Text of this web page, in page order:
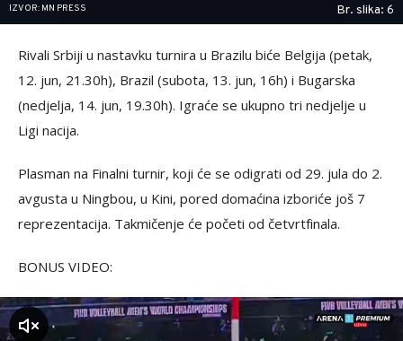
IZVOR: MN PRESS Br. slika: 6
Rivali Srbiji u nastavku turnira u Brazilu biće Belgija (petak,
12. jun, 21.30h), Brazil (subota, 13. jun, 16h) i Bugarska
(nedjelja, 14. jun, 19.30h). Igraće se ukupno tri nedjelje u
Ligi nacija.
Plasman na Finalni turnir, koji će se odigrati od 29. jula do 2.
avgusta u Ningbou, u Kini, pored domaćina izboriće još 7
reprezentacija. Takmičenje će početi od četvrtfinala.
BONUS VIDEO: